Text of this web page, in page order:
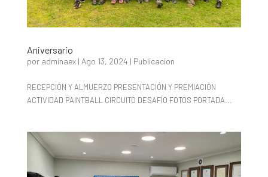
Aniversario
por adminaex| Ago 13, 2024 | Publicacion
RECEPCIÓN Y ALMUERZO PRESENTACIÓN Y PREMIACIÓN
ACTIVIDAD PAINTBALL CIRCUITO DESAFÍO FOTOS PORTADA...